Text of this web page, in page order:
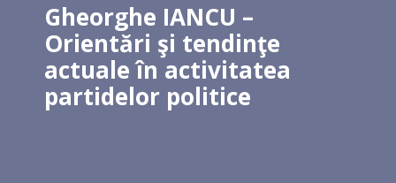
Gheorghe IANCU –
Orientări şi tendinţe
actuale în activitatea
partidelor politice